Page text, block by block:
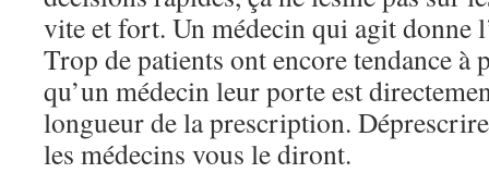
vite et fort. Un médecin qui agit donne
Trop de patients ont encore tendance à
qu’un médecin leur porte est
longueur de la prescription.
les médecins vous le diront.